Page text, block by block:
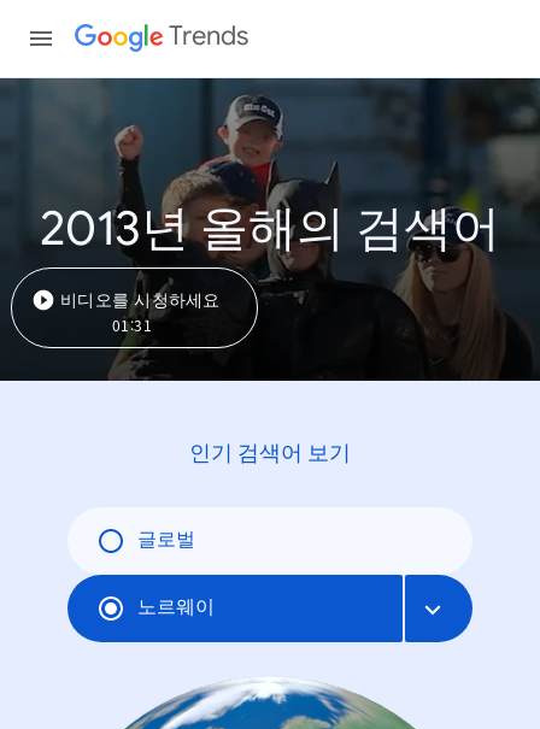
Trends
2013년 올해의 검색어
비디오를 시청하세요
01:31
인기 검색어 보기
글로벌
노르웨이